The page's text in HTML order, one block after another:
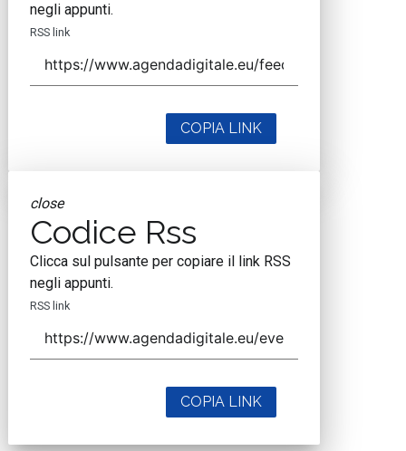
negli appunti.
RSS link
COPIA LINK
close
Codice Rss
Clicca sul pulsante per copiare il link RSS
negli appunti.
RSS link
COPIA LINK